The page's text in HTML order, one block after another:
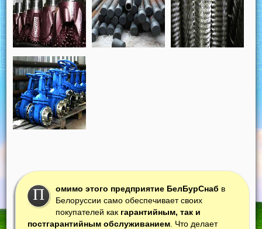
П омимо этого предприятие БелБурСнаб в
Белоруссии само обеспечивает своих
покупателей как гарантийным, так и
постгарантийным обслуживанием . Что делает